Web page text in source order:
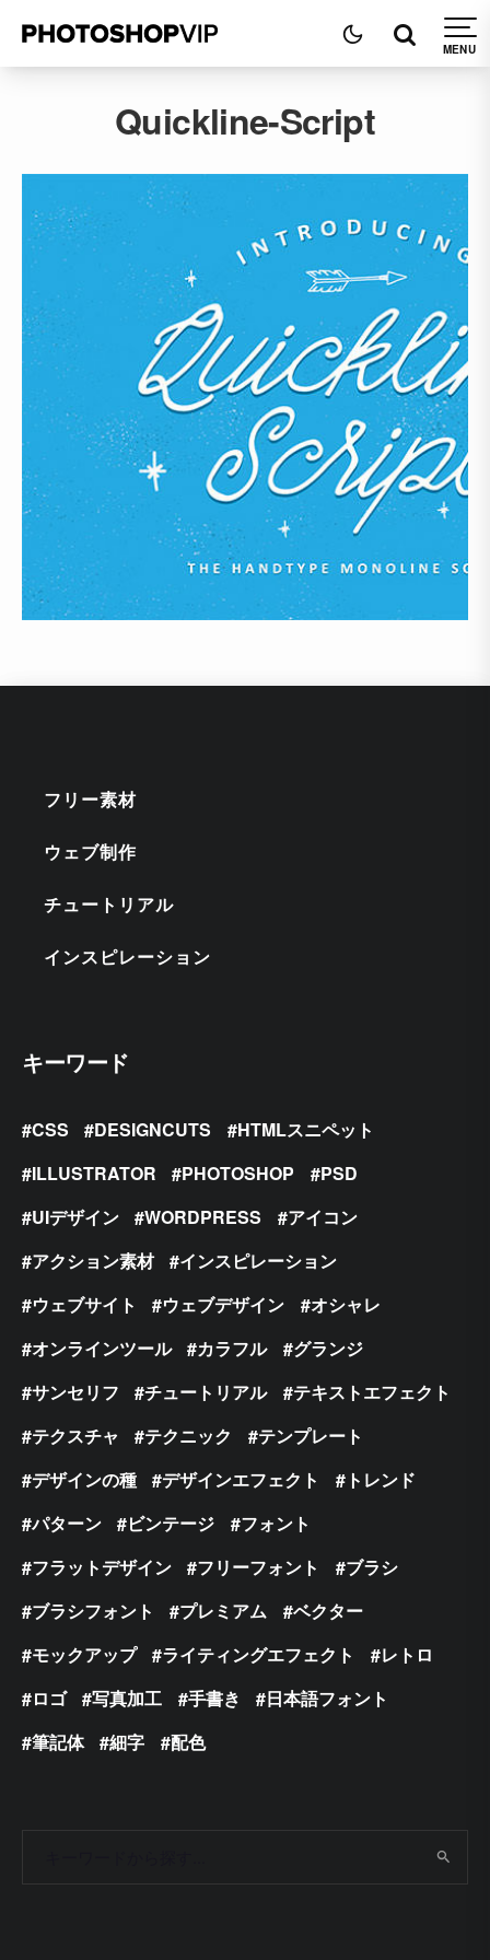
Quickline-Script
フリー素材
ウェブ制作
チュートリアル
インスピレーション
キーワード
CSS DESIGNCUTS
HTMLスニペット
ILLUSTRATOR
PHOTOSHOP
PSD
UIデザイン
WORDPRESS
アイコン
アクション素材
インスピレーション
ウェブサイト
ウェブデザイン
オシャレ
オンラインツール
カラフル
グランジ
サンセリフ
チュートリアル
テキストエフェクト
テクスチャ
テクニック
テンプレート
デザインの種
デザインエフェクト
トレンド
パターン
ビンテージ
フォント
フラットデザイン
フリーフォント
ブラシ
ブラシフォント
プレミアム
ベクター
モックアップ
ライティングエフェクト
レトロ
ロゴ
写真加工 手書き
日本語フォント
筆記体
細字 配色